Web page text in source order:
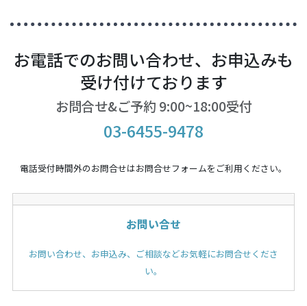
お電話でのお問い合わせ、お申込みも
受け付けております
お問合せ&ご予約 9:00~18:00受付
03-6455-9478
電話受付時間外のお問合せはお問合せフォームをご利用ください。
お問い合せ
お問い合わせ、お申込み、ご相談などお気軽にお問合せくださ
い。